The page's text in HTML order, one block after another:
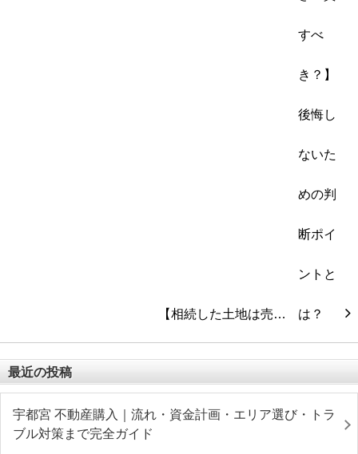
【相続した土地は売…
最近の投稿
宇都宮 不動産購入｜流れ・資金計画・エリア選び・トラ
ブル対策まで完全ガイド